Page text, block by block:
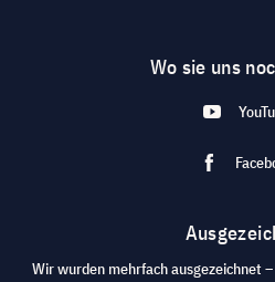
Wo sie uns
Wir wurden mehrfach ausgezeichnet